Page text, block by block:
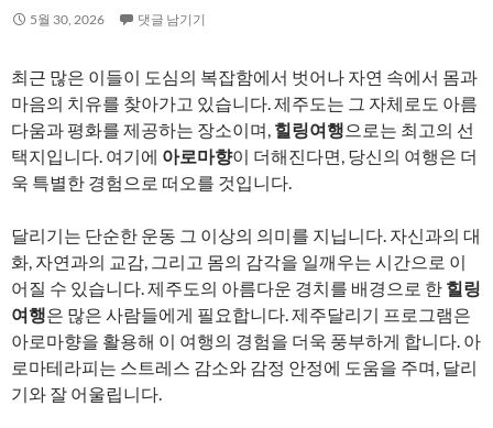
5월 30, 2026 댓글 남기기
최근 많은 이들이 도심의 복잡함에서 벗어나 자연 속에서 몸과
마음의 치유를 찾아가고 있습니다. 제주도는 그 자체로도 아름
다움과 평화를 제공하는 장소이며, 힐링여행으로는 최고의 선
택지입니다. 여기에 아로마향이 더해진다면, 당신의 여행은 더
욱 특별한 경험으로 떠오를 것입니다.
달리기는 단순한 운동 그 이상의 의미를 지닙니다. 자신과의 대
화, 자연과의 교감, 그리고 몸의 감각을 일깨우는 시간으로 이
어질 수 있습니다. 제주도의 아름다운 경치를 배경으로 한 힐링
여행은 많은 사람들에게 필요합니다. 제주달리기 프로그램은
아로마향을 활용해 이 여행의 경험을 더욱 풍부하게 합니다. 아
로마테라피는 스트레스 감소와 감정 안정에 도움을 주며, 달리
기와 잘 어울립니다.